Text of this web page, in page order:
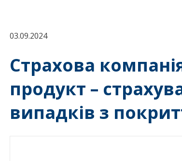
03.09.2024
Страхова
продукт –
випадків з